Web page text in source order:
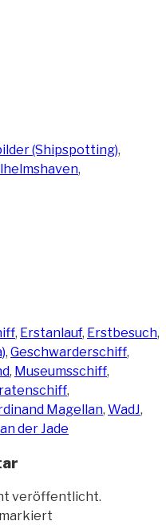
(Shipspotting),
,
, Erstanlauf, Erstbesuch,
, Geschwarderschiff,
, Museumsschiff,
,
Magellan, WadJ,
der Jade
veröffentlicht.
markiert